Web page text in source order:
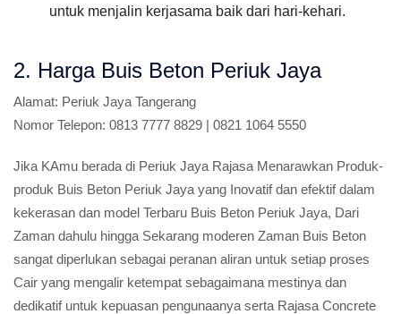
untuk menjalin kerjasama baik dari hari-kehari.
2. Harga Buis Beton Periuk Jaya
Alamat: Periuk Jaya Tangerang
Nomor Telepon: 0813 7777 8829 | 0821 1064 5550
Jika KAmu berada di Periuk Jaya Rajasa Menarawkan Produk-
produk Buis Beton Periuk Jaya yang Inovatif dan efektif dalam
kekerasan dan model Terbaru Buis Beton Periuk Jaya, Dari
Zaman dahulu hingga Sekarang moderen Zaman Buis Beton
sangat diperlukan sebagai peranan aliran untuk setiap proses
Cair yang mengalir ketempat sebagaimana mestinya dan
dedikatif untuk kepuasan pengunaanya serta Rajasa Concrete